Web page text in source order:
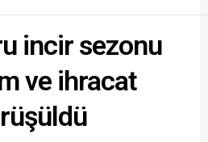
incir sezonu
ve ihracat